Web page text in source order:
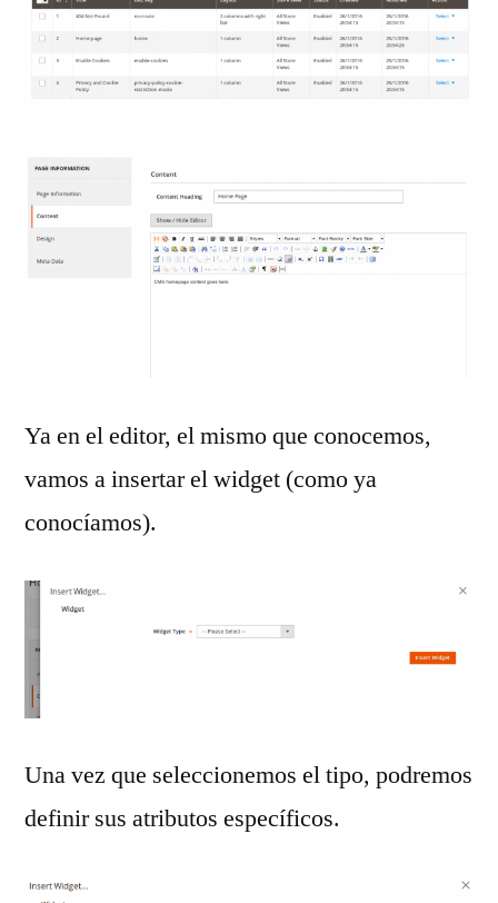
Ya en el editor, el mismo que conocemos,
vamos a insertar el widget (como ya
conocíamos).
Una vez que seleccionemos el tipo, podremos
definir sus atributos específicos.